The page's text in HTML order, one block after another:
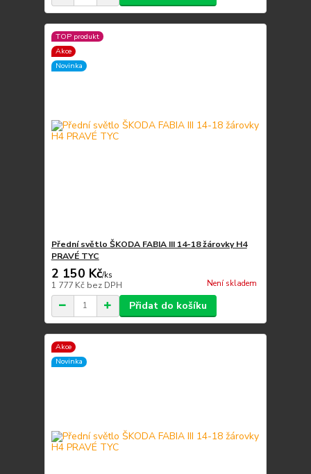
TOP produkt
Akce
Novinka
Přední světlo ŠKODA FABIA III 14-18 žárovky H4
PRAVÉ TYC
2 150 Kč/ks
1 777 Kč bez DPH Není skladem
Přidat do košíku
Akce
Novinka